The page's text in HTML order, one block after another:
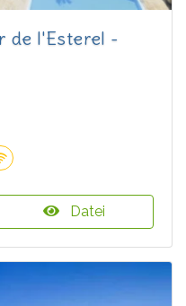
de l'Esterel -
Datei